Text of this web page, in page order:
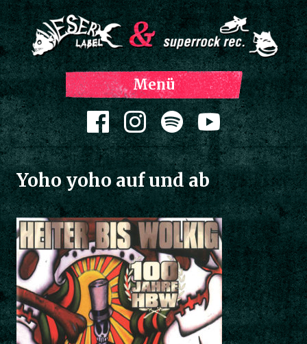
Menü
Zum Inhalt springen
Yoho yoho auf und ab